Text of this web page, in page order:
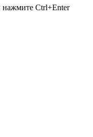
нажмите Ctrl+Enter